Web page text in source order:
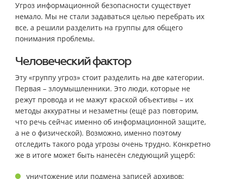
Угроз информационной безопасности существует
немало. Мы не стали задаваться целью перебрать их
все, а решили разделить на группы для общего
понимания проблемы.
Человеческий фактор
Эту «группу угроз» стоит разделить на две категории.
Первая – злоумышленники. Это люди, которые не
режут провода и не мажут краской объективы – их
методы аккуратны и незаметны (ещё раз повторим,
что речь сейчас именно об информационной защите,
а не о физической). Возможно, именно поэтому
отследить такого рода угрозы очень трудно. Конкретно
же в итоге может быть нанесён следующий ущерб:
уничтожение или подмена записей архивов;